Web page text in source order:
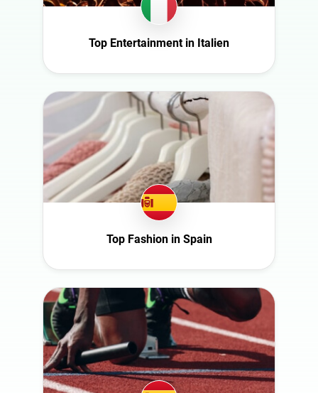
Spain
Türkiye
United Arab
Top Entertainment in Italien
Top Fashion in Spain